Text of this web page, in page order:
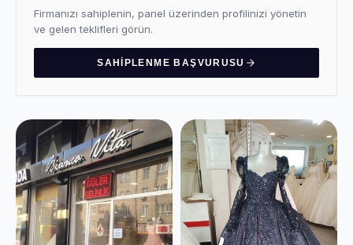
Firmanızı sahiplenin, panel üzerinden profilinizi yönetin
ve gelen teklifleri görün.
SAHIPLENME BAŞVURUSU